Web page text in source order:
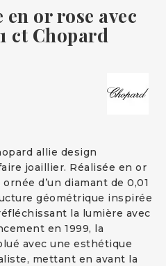
en or rose avec
ct Chopard
allie design
joaillier. Réalisée en or
d’un diamant de 0,01
géométrique inspirée
la lumière avec
en 1999, la
avec une esthétique
mettant en avant la